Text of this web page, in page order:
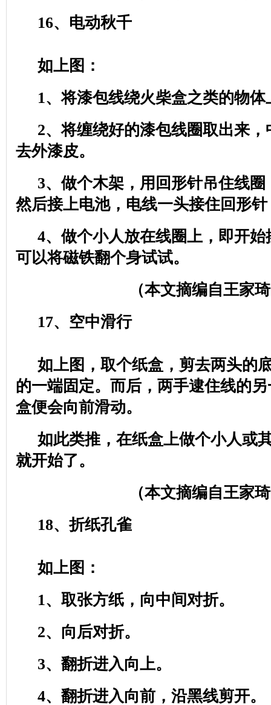
16、电动秋千
如上图：
1、将漆包线绕火柴盒之类的物体
2、将缠绕好的漆包线圈取出来
去外漆皮。
3、做个木架，用回形针吊住线
然后接上电池，电线一头接住回形
4、做个小人放在线圈上，即开
可以将磁铁翻个身试试。
（本文摘编自王家
17、空中滑行
如上图，取个纸盒，剪去两头的
的一端固定。而后，两手逮住线的
盒便会向前滑动。
如此类推，在纸盒上做个小人或
就开始了。
（本文摘编自王家
18、折纸孔雀
如上图：
1、取张方纸，向中间对折。
2、向后对折。
3、翻折进入向上。
4、翻折进入向前，沿黑线剪开。